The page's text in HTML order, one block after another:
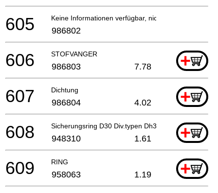
Keine Informationen verfügbar, nicht bestellbar
605 986802
STOFVANGER +
606 986803 7.78
Dichtung +
607 986804 4.02
Sicherungsring D30 Div.typen Dh30pc +
608 948310 1.61
RING +
609 958063 1.19